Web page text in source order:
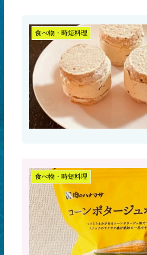
食べ物・時短料理
食べ物・時短料理